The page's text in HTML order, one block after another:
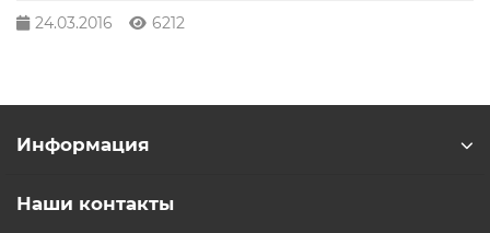
24.03.2016 6212
Информация
Наши контакты